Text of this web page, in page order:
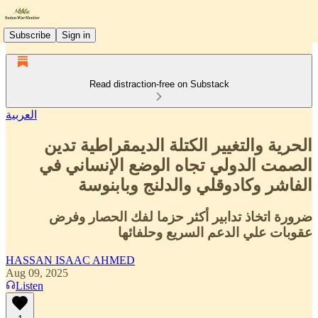
Subscribe Sign in
Read distraction-free on Substack
العربية
الحرية والتغيير الكتلة الديمقراطية تدين
الصمت الدولي تجاه الوضع الإنساني في
الفاشر وكادوقلي والدلنج وبابنوسة
ضرورة اتخاذ تدابير أكثر حزما لفك الحصار وفرض
عقوبات علي الدعم السريع وحلفائها
HASSAN ISAAC AHMED
Aug 09, 2025
Listen